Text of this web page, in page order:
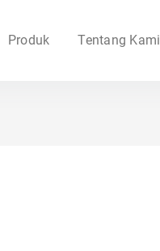
Produk Tentang Kami